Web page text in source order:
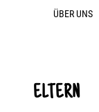
ÜBER UNS
ELTERN